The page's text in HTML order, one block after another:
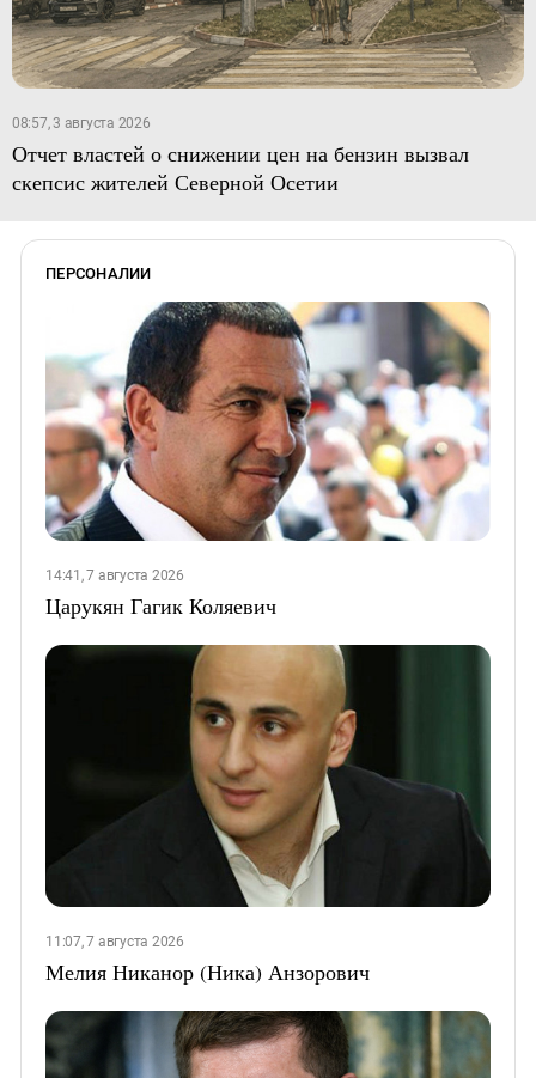
08:57, 3 августа 2026
Отчет властей о снижении цен на бензин вызвал
скепсис жителей Северной Осетии
ПЕРСОНАЛИИ
14:41, 7 августа 2026
Царукян Гагик Коляевич
11:07, 7 августа 2026
Мелия Никанор (Ника) Анзорович